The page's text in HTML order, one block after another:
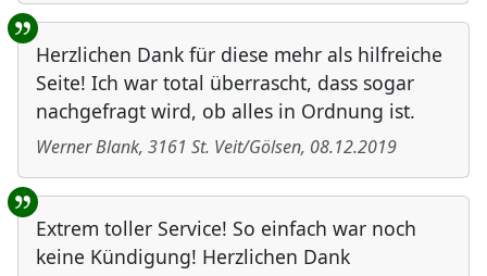
Herzlichen Dank für diese mehr als hilfreiche
Seite! Ich war total überrascht, dass sogar
nachgefragt wird, ob alles in Ordnung ist.
Werner Blank, 3161 St. Veit/Gölsen, 08.12.2019
Extrem toller Service! So einfach war noch
keine Kündigung! Herzlichen Dank